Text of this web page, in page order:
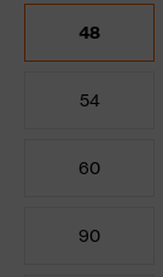
48
54
60
90